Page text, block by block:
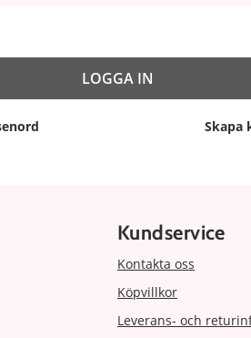
Skapa
Kundservice
Kontakta oss
Köpvillkor
Leverans- och